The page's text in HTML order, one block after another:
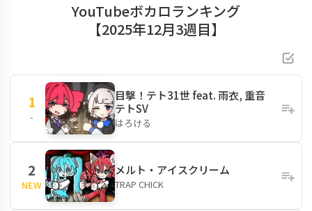
YouTubeボカロランキング
【2025年12月3週目】
1
-
目撃！テト31世 feat. 雨衣, 重音
テトSV
はろける
2
NEW
メルト・アイスクリーム
TRAP CHICK